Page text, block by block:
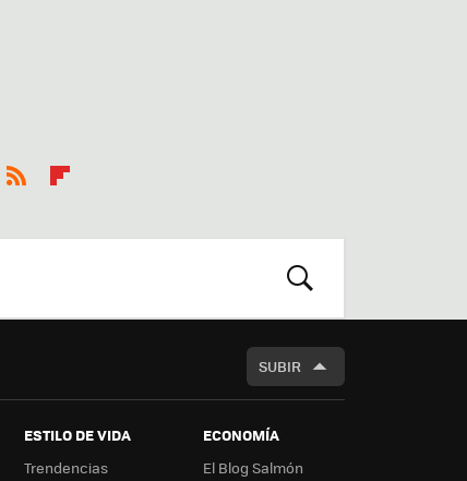
boa
BUSCAR
SUBIR
ESTILO DE VIDA
Trendencias
ECONOMÍA
El Blog Salmón